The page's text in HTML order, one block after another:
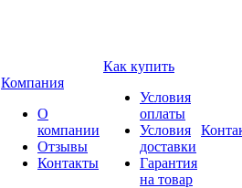
Компания
О
компании
Отзывы
Контакты
Как купить
Условия
оплаты
Условия
доставки
Гарантия
на товар